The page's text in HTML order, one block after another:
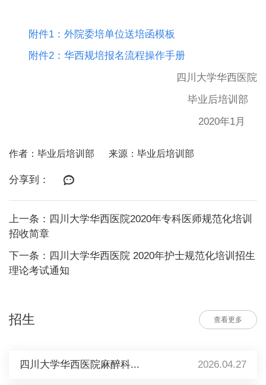
附件1：外院委培单位送培函模板
附件2：华西规培报名流程操作手册
四川大学华西医院
毕业后培训部
2020年1月
作者：毕业后培训部 来源：毕业后培训部
分享到：
上一条：四川大学华西医院2020年专科医师规范化培训
招收简章
下一条：四川大学华西医院 2020年护士规范化培训招生
理论考试通知
招生 查看更多
四川大学华西医院麻醉科... 2026.04.27